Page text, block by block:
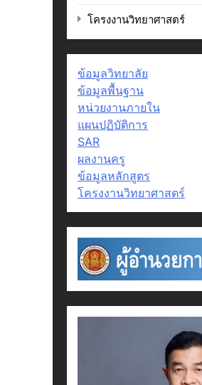
โครงงานวิทยาศาสตร์
ข้อมูลวิทยาลัย
ข้อมูลพื้นฐาน
หน่วยงานภายใน
แผนปฏิบัติการ
SAR
ผลงานครู
ข้อมูลหลักสูตร
โครงงานวิทยาศาสตร์